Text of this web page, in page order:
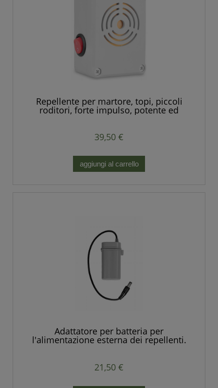
Repellente per martore, topi, piccoli
roditori, forte impulso, potente ed
economico.
39,50 €
aggiungi al carrello
Adattatore per batteria per
l'alimentazione esterna dei repellenti.
21,50 €